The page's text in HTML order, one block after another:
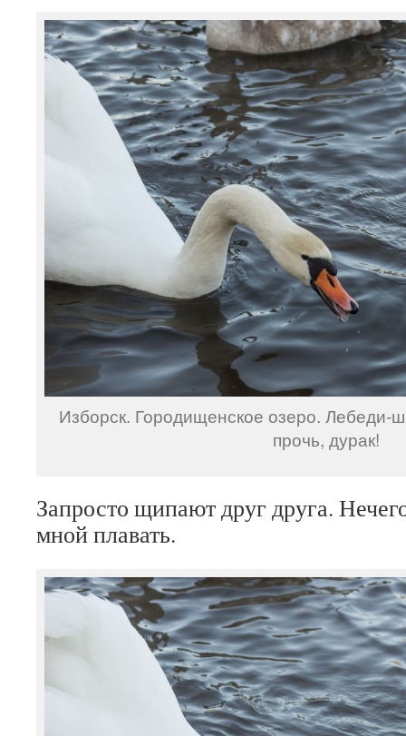
Изборск. Городищенское озеро. Лебеди-
прочь, дурак!
Запросто щипают друг друга.
мной плавать.